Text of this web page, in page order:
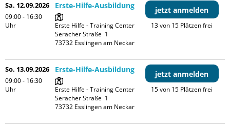
Sa. 12.09.2026
09:00 - 16:30
Uhr
Erste-Hilfe-Ausbildung
Erste Hilfe - Training Center
Seracher Straße  1
jetzt anmelden
13 von 15 Plätzen frei
So. 13.09.2026
09:00 - 16:30
Uhr
Erste-Hilfe-Ausbildung
Erste Hilfe - Training Center
Seracher Straße  1
jetzt anmelden
15 von 15 Plätzen frei